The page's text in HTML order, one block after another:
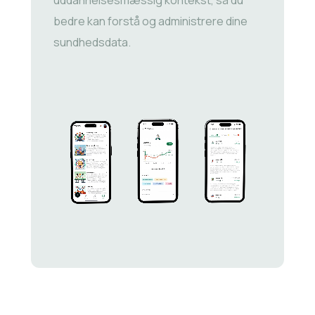
bedre kan forstå og administrere dine
sundhedsdata.